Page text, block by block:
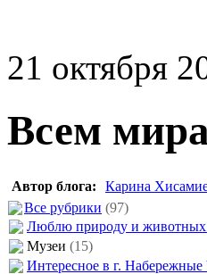
21 октября
Всем
Автор блога:
Карина
Все рубрики (97)
Люблю природу и
Музеи (15)
Интересное в г.